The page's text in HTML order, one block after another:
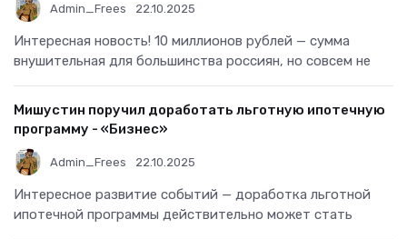
Admin_Frees 22.10.2025
Интересная новость! 10 миллионов рублей — сумма
внушительная для большинства россиян, но совсем не
Мишустин поручил доработать льготную ипотечную
программу - «Бизнес»
Admin_Frees 22.10.2025
Интересное развитие событий — доработка льготной
ипотечной программы действительно может стать